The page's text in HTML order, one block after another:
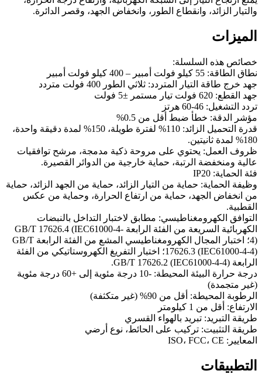
والتيار الزائد، وانقطاع الطور، وانخفاض الجهد، وقصر الدائرة.
الميزات
خصائص هذه السلسلة:
نطاق الطاقة: 55 كيلو فولت أمبير – 400 كيلو فولت أمبير
جهد خرج طاقة التيار المتردد: ثلاثي الطور 400 فولت متردد
جهد القطع: 620 فولت تيار مستمر ±5 فولت
تردد التشغيل: 46-60 هرتز
مؤشر الدقة: خطأ ضبط أقل من 0.5%
قدرة التحميل الزائد: 110% لفترة طويلة، 150% لمدة دقيقة واحدة،
180% لمدة ثانيتين.
ظروف العمل: يحتوي على مروحة ذكية مدمجة، مرشح توافقيات
عالية ومنخفضة الرتبة، حماية خارجية من الدوائر القصيرة.
فئة الحماية: IP20
وظيفة الحماية: حماية من التيار الزائد، حماية من الجهد الزائد، حماية
من انخفاض الجهد، حماية من ارتفاع الحرارة، وحماية من عكس
القطبية.
التوافق الكهرومغناطيسي: مطابق لاختبار التداخل بالنبضات
الكهربائية السريعة من الفئة الرابعة GB/T 17626.4 (IEC61000-4-
4)؛ اختبار المجال الكهرومغناطيسي المشع من الفئة الرابعة GB/T
17626.3 (IEC61000-4-4)؛ اختبار التفريغ الكهروستاتيكي من الفئة
الرابعة GB/T 17626.2 (IEC61000-4-4).
درجة حرارة البيئة المحيطة: -10 درجة مئوية إلى +60 درجة مئوية
(غير متجمدة)
الرطوبة المحيطة: أقل من 90% (غير متكثفة)
الارتفاع: أقل من 1 كيلومتر
طريقة التبريد: تبريد بالهواء القسري
طريقة التثبيت: تركيب على الحائط، نوع أرضي
المعايير: ISO، FCC، CE
التطبيقات